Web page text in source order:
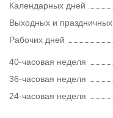
Календарных дней
Выходных и праздничных
Рабочих дней
40-часовая неделя
36-часовая неделя
24-часовая неделя